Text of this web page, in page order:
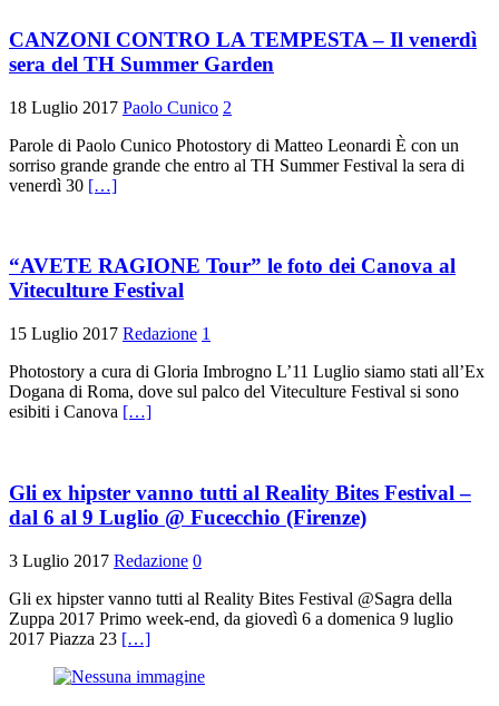
CANZONI CONTRO LA TEMPESTA – Il venerdì
sera del TH Summer Garden
18 Luglio 2017 Paolo Cunico 2
Parole di Paolo Cunico Photostory di Matteo Leonardi È con un
sorriso grande grande che entro al TH Summer Festival la sera di
venerdì 30 […]
“AVETE RAGIONE Tour” le foto dei Canova al
Viteculture Festival
15 Luglio 2017 Redazione 1
Photostory a cura di Gloria Imbrogno L’11 Luglio siamo stati all’Ex
Dogana di Roma, dove sul palco del Viteculture Festival si sono
esibiti i Canova […]
Gli ex hipster vanno tutti al Reality Bites Festival –
dal 6 al 9 Luglio @ Fucecchio (Firenze)
3 Luglio 2017 Redazione 0
Gli ex hipster vanno tutti al Reality Bites Festival @Sagra della
Zuppa 2017 Primo week-end, da giovedì 6 a domenica 9 luglio
2017 Piazza 23 […]